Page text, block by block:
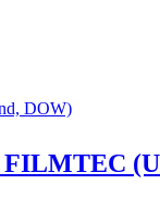
FILMTEC